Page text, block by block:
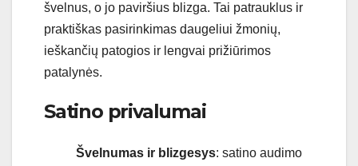
švelnus, o jo paviršius blizga. Tai patrauklus ir
praktiškas pasirinkimas daugeliui žmonių,
ieškančių patogios ir lengvai prižiūrimos
patalynės.
Satino privalumai
Švelnumas ir blizgesys: satino audimo